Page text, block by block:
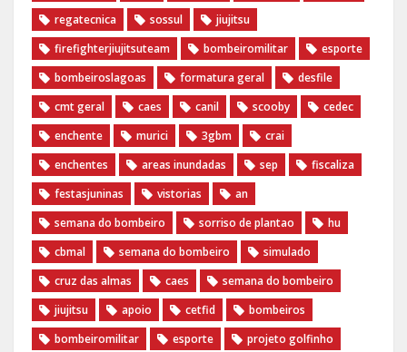
regatecnica
sossul
jiujitsu
firefighterjiujitsuteam
bombeiromilitar
esporte
bombeiroslagoas
formatura geral
desfile
cmt geral
caes canil scooby
cedec
enchente
murici 3gbm
crai
enchentes
areas inundadas sep
fiscaliza
festasjuninas
vistorias
an
semana do bombeiro
sorriso de plantao
hu
cbmal
semana do bombeiro
simulado
cruz das almas
caes
semana do bombeiro
jiujitsu
apoio cetfid
bombeiros
bombeiromilitar
esporte
projeto golfinho